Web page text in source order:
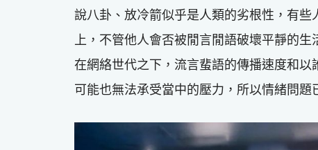
說八卦、放冷箭似乎是人類的劣根性，有
上，不管他人會否被閒言閒語破壞平靜的
在網絡世代之下，流言蜚語的傳播速度和以
可能也無法承受當中的壓力，所以情緒問